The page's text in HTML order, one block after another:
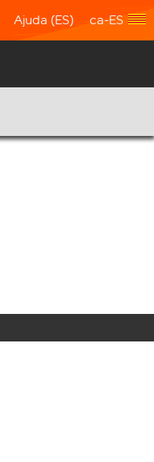
Ajuda (ES) ca-ES